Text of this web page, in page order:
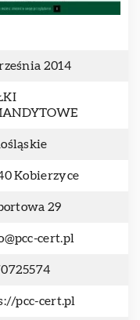
2014
Kobierzyce
29
cert.pl
pcc-cert.pl